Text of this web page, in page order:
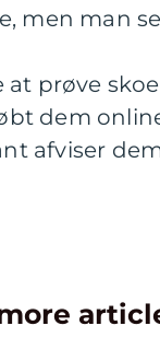
men man
prøve
dem
afviser